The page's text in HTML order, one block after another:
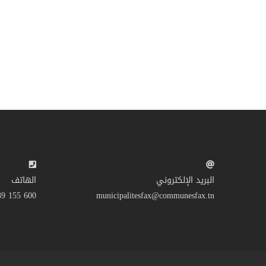
الهاتف
600 155 39 216+
البريد الإلكتروني
municipalitesfax@communesfax.tn